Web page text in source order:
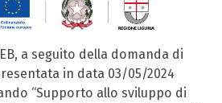
a seguito della domanda di
in data 03/05/2024
“Supporto allo sviluppo di